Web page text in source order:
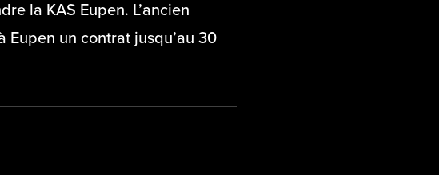
la KAS Eupen. L’ancien
un contrat jusqu’au 30